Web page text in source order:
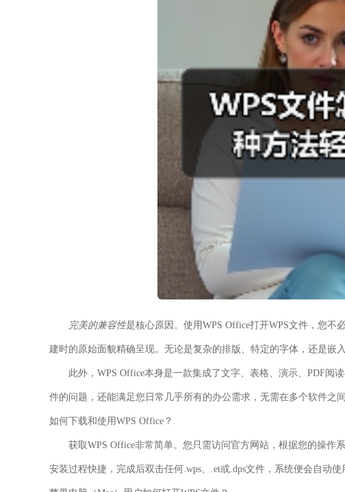
完美的兼容性是核心原因。使用WPS Office打开WPS文件，您不
建时的原始面貌精确呈现。无论是复杂的排版、特定的字体，还是嵌
此外，WPS Office本身是一款集成了文字、表格、演示、PDF阅
件的问题，还能满足您日常几乎所有的办公需求，无需在多个软件之间
如何下载和使用WPS Office？
获取WPS Office非常简单。您只需访问官方网站，根据您的操作
安装过程快捷，完成后双击任何.wps、.et或.dps文件，系统便会自动